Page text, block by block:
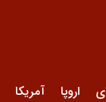
اروپا آمریکا